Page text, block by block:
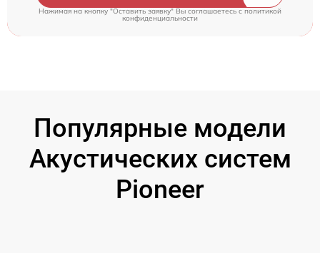
Нажимая на кнопку "Оставить заявку" Вы соглашаетесь cполитикой
конфиденциальности
Популярные модели
Акустических систем
Pioneer